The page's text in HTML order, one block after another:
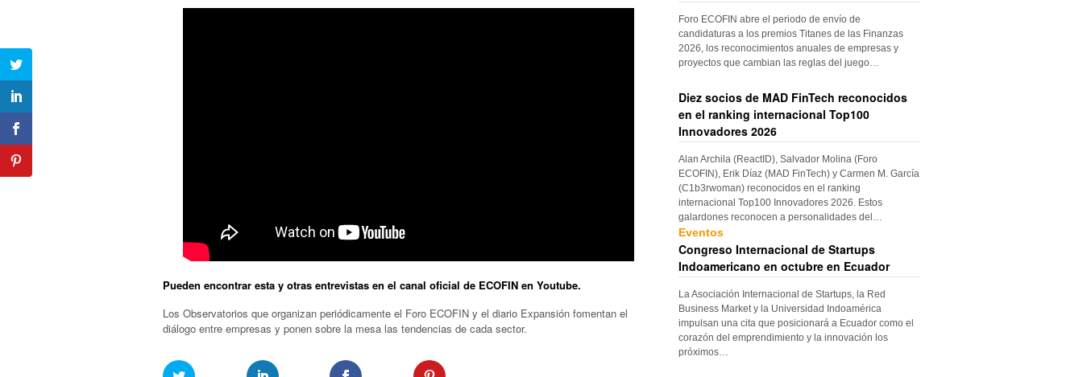
Pueden encontrar esta y otras entrevistas en el canal oficial de ECOFIN en Youtube.
Los Observatorios que organizan periódicamente el Foro ECOFIN y el diario Expansión fomentan el
diálogo entre empresas y ponen sobre la mesa las tendencias de cada sector.
Foro ECOFIN abre el periodo de envío de
candidaturas a los premios Titanes de las Finanzas
2026, los reconocimientos anuales de empresas y
proyectos que cambian las reglas del juego…
Diez socios de MAD FinTech reconocidos
en el ranking internacional Top100
Innovadores 2026
Alan Archila (ReactID), Salvador Molina (Foro
ECOFIN), Erik Díaz (MAD FinTech) y Carmen M. García
(C1b3rwoman) reconocidos en el ranking
internacional Top100 Innovadores 2026. Estos
galardones reconocen a personalidades del…
Eventos
Congreso Internacional de Startups
Indoamericano en octubre en Ecuador
La Asociación Internacional de Startups, la Red
Business Market y la Universidad Indoamérica
impulsan una cita que posicionará a Ecuador como el
corazón del emprendimiento y la innovación los
próximos…